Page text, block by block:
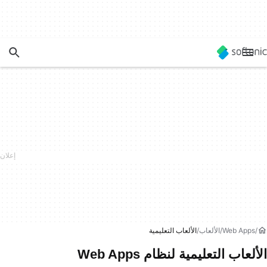
Web Apps الألعاب الألعاب التعليمية
الألعاب التعليمية لنظام Web Apps